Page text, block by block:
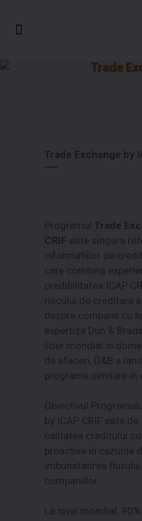
Trade
Trade Exchange by
Programul Trade
CRIF este singura
informatiilor de
care combina
credibilitatea ICAP
riscului de creditare
despre companii cu
expertiza Dun &
lider mondial in
de afaceri, D&B a
programe similare in
Obiectivul
by ICAP CRIF este
calitatea creditului
proactive in cazurile
imbunatatirea
companiilor.
La nivel mondial,